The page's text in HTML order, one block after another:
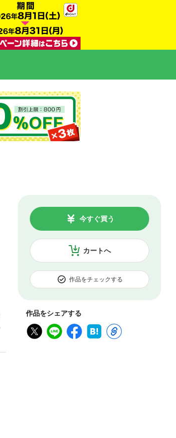
カートへ
今すぐ買う
作品をチェックする
作品をシェアする